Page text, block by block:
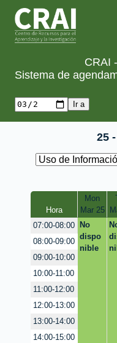
CRAI
Sistema de
25
Hora
Mon
Mar 25
07:00-08:00
No
dispo
nible
08:00-09:00
09:00-10:00
10:00-11:00
11:00-12:00
12:00-13:00
13:00-14:00
14:00-15:00